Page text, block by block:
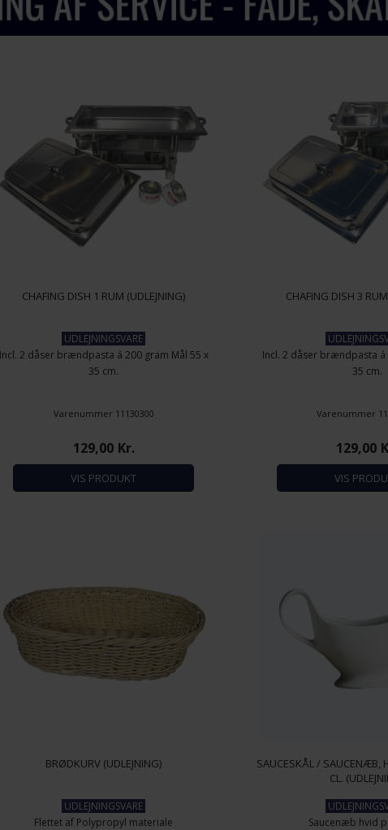
CHAFING DISH 1 RUM (UDLEJNING)
UDLEJNINGSVARE
Incl. 2 dåser brændpasta á 200 gram Mål 55 x
35 cm.
Varenummer 11130300
129,00 Kr.
VIS PRODUKT
CHAFING DISH 3
Incl. 2 dåser brændpasta á
35 cm.
Varenummer
129,00
VIS
BRØDKURV (UDLEJNING)
UDLEJNINGSVARE
Flettet af Polypropyl materiale
SAUCESKÅL / SAUCENÆB,
CL.
Saucenæb hvid